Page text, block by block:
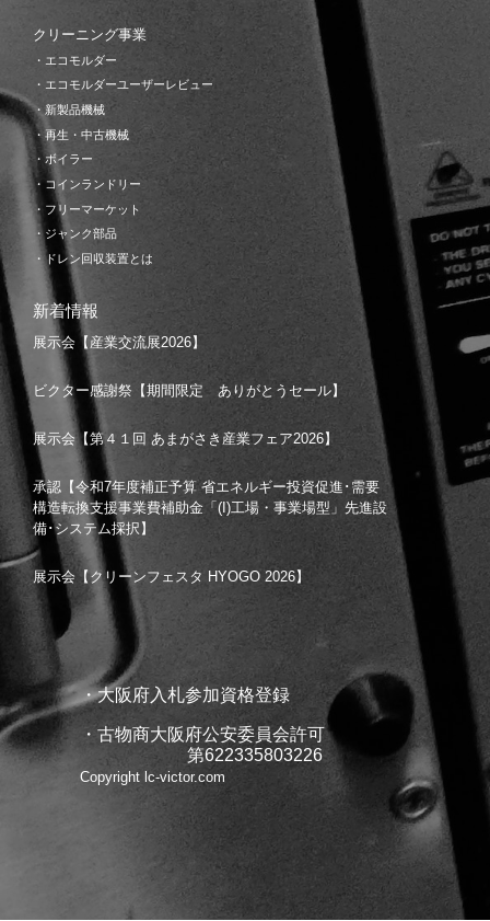
クリーニング事業
・エコモルダー
・エコモルダーユーザーレビュー
・新製品機械
・再生・中古機械
・ボイラー
・コインランドリー
・フリーマーケット
・ジャンク部品
・ドレン回収装置とは
新着情報
展示会【産業交流展2026】
ビクター感謝祭【期間限定 ありがとうセール】
展示会【第４１回 あまがさき産業フェア2026】
承認【令和7年度補正予算 省エネルギー投資促進･需要
構造転換支援事業費補助金「(I)工場・事業場型」先進設
備･システム採択】
展示会【クリーンフェスタ HYOGO 2026】
・大阪府入札参加資格登録
・古物商大阪府公安委員会許可
第622335803226
Copyright lc-victor.com